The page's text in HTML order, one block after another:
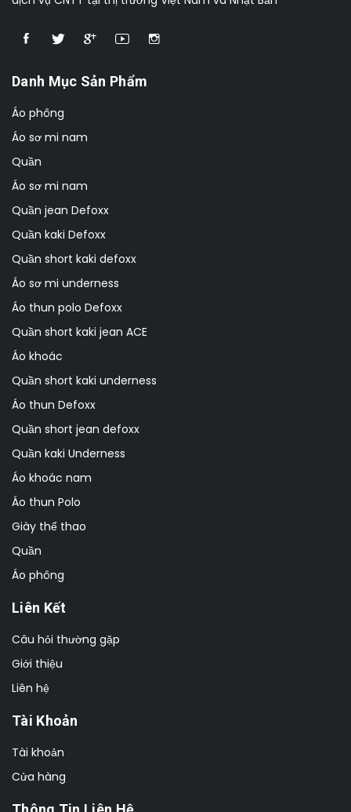
Danh Mục Sản Phẩm
Áo phông
Áo sơ mi nam
Quần
Áo sơ mi nam
Quần jean Defoxx
Quần kaki Defoxx
Quần short kaki defoxx
Áo sơ mi underness
Áo thun polo Defoxx
Quần short kaki jean ACE
Áo khoác
Quần short kaki underness
Áo thun Defoxx
Quần short jean defoxx
Quần kaki Underness
Áo khoác nam
Áo thun Polo
Giày thể thao
Quần
Áo phông
Liên Kết
Câu hỏi thường gặp
Giới thiệu
Liên hệ
Tài Khoản
Tài khoản
Cửa hàng